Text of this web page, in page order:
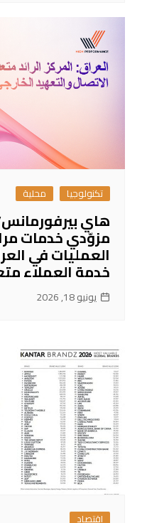
تكنولوجيا محلية
هاي
مزوّدي خدمات
العمليات في
خدمة العملاء
يونيو 18, 2026
اقتصاد